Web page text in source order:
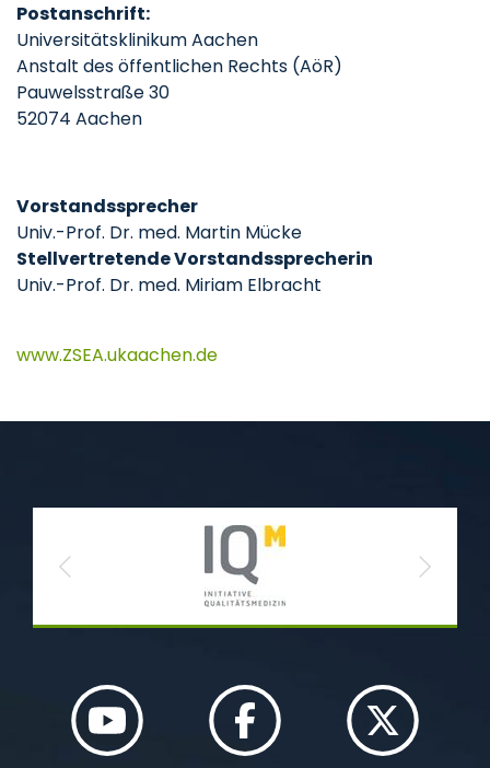
Postanschrift:
Universitätsklinikum Aachen
Anstalt des öffentlichen Rechts (AöR)
Pauwelsstraße 30
52074 Aachen
Vorstandssprecher
Univ.-Prof. Dr. med. Martin Mücke
Stellvertretende Vorstandssprecherin
Univ.-Prof. Dr. med. Miriam Elbracht
www.ZSEA.ukaachen.de
Previous Next